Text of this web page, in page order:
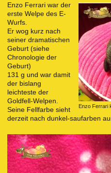
Enzo Ferrari
Enzo Ferrari war der
erste Welpe des E-
Wurfs.
Er wog kurz nach
seiner dramatischen
Geburt (siehe
Chronologie der
Geburt)
131 g und war damit
der bislang
leichteste der
Goldfell-Welpen.
Seine Fellfarbe sieht
derzeit nach dunkel-saufarben